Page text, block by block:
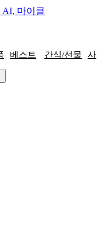
AI, 마이클
베스트 간식/선물 사